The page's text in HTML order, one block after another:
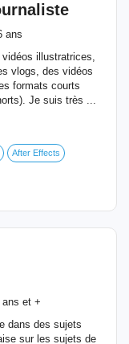
ans
illustratrices,
vlogs, des vidéos
formats courts
Je suis très ...
After Effects
ans et +
dans des sujets
sur les sujets de